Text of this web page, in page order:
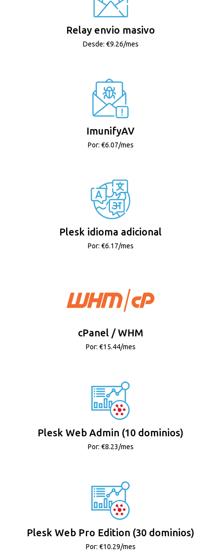
Relay envio masivo
Desde: €9.26/mes
ImunifyAV
Por: €6.07/mes
Plesk idioma adicional
Por: €6.17/mes
cPanel / WHM
Por: €15.44/mes
Plesk Web Admin (10 dominios)
Por: €8.23/mes
Plesk Web Pro Edition (30 dominios)
Por: €10.29/mes